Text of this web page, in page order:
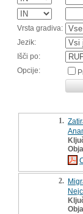
Vrsta gradiva:
Jezik:
Išči po:
Opcije:
1.
2.